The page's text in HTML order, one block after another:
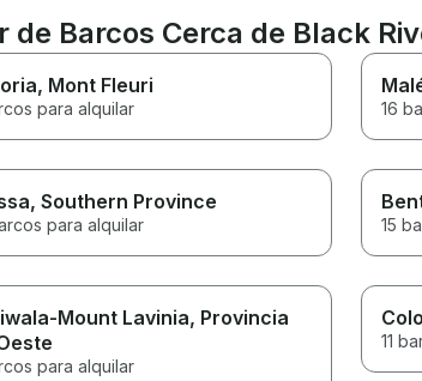
Barcos Cerca de Black
, Mont Fleuri
para alquilar 16
, Southern Province
para alquilar 15
Mount Lavinia, Provincia
para alquilar
11